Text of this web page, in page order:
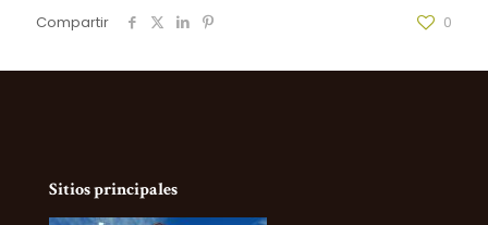
Compartir 0
Sitios principales